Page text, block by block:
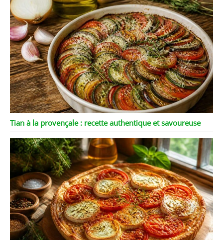
Tian à la provençale : recette authentique et savoureuse